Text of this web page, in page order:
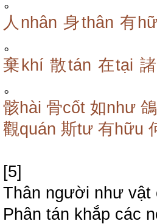
人nhân 身thân 有
。
棄khí 散tán 在tại
。
骸hài 骨cốt 如như
觀quán 斯tư 有hữu
[5]
Thân người như vật
Phân tán khắp các